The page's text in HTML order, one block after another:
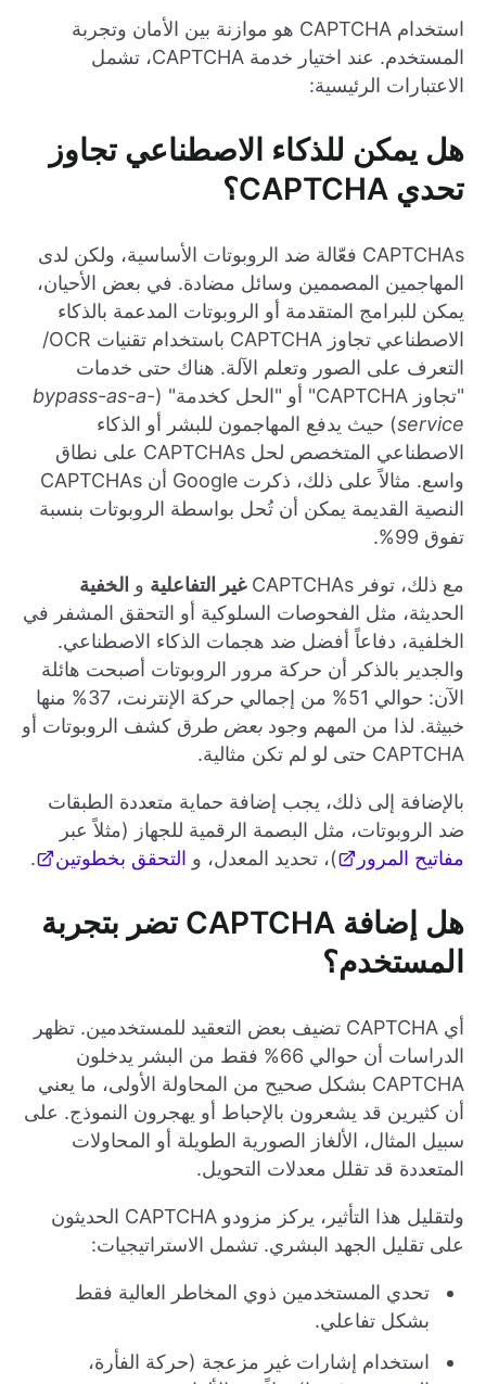
استخدام CAPTCHA هو موازنة بين الأمان وتجربة
المستخدم. عند اختيار خدمة CAPTCHA، تشمل
الاعتبارات الرئيسية:
هل يمكن للذكاء الاصطناعي تجاوز
تحدي CAPTCHA؟
CAPTCHAs فعّالة ضد الروبوتات الأساسية، ولكن لدى
المهاجمين المصممين وسائل مضادة. في بعض الأحيان،
يمكن للبرامج المتقدمة أو الروبوتات المدعمة بالذكاء
الاصطناعي تجاوز CAPTCHA باستخدام تقنيات OCR/
التعرف على الصور وتعلم الآلة. هناك حتى خدمات
"تجاوز CAPTCHA" أو "الحل كخدمة" (
bypass-as-a-
service) حيث يدفع المهاجمون للبشر أو الذكاء
الاصطناعي المتخصص لحل CAPTCHAs على نطاق
واسع. مثالاً على ذلك، ذكرت Google أن CAPTCHAs
النصية القديمة يمكن أن تُحل بواسطة الروبوتات بنسبة
تفوق 99%.
مع ذلك، توفر CAPTCHAs غير التفاعلية و الخفية
الحديثة، مثل الفحوصات السلوكية أو التحقق المشفر في
الخلفية، دفاعاً أفضل ضد هجمات الذكاء الاصطناعي.
والجدير بالذكر أن حركة مرور الروبوتات أصبحت هائلة
الآن: حوالي 51% من إجمالي حركة الإنترنت، 37% منها
خبيثة. لذا من المهم وجود بعض طرق كشف الروبوتات أو
CAPTCHA حتى لو لم تكن مثالية.
بالإضافة إلى ذلك، يجب إضافة حماية متعددة الطبقات
ضد الروبوتات، مثل البصمة الرقمية للجهاز (مثلاً عبر
مفاتيح المرور
)، تحديد المعدل، و التحقق بخطوتين .
هل إضافة CAPTCHA تضر بتجربة
المستخدم؟
أي CAPTCHA تضيف بعض التعقيد للمستخدمين. تظهر
الدراسات أن حوالي 66% فقط من البشر يدخلون
CAPTCHA بشكل صحيح من المحاولة الأولى، ما يعني
أن كثيرين قد يشعرون بالإحباط أو يهجرون النموذج. على
سبيل المثال، الألغاز الصورية الطويلة أو المحاولات
المتعددة قد تقلل معدلات التحويل.
ولتقليل هذا التأثير، يركز مزودو CAPTCHA الحديثون
على تقليل الجهد البشري. تشمل الاستراتيجيات:
تحدي المستخدمين ذوي المخاطر العالية فقط
بشكل تفاعلي.
استخدام إشارات غير مزعجة (حركة الفأرة،